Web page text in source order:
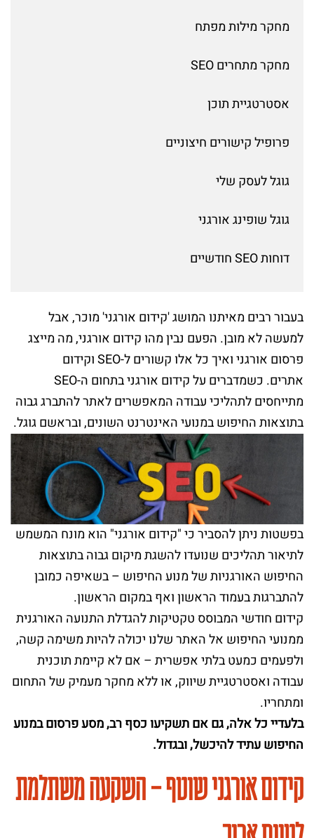
מחקר מילות מפתח
מחקר מתחרים SEO
אסטרטגיית תוכן
פרופיל קישורים חיצוניים
גוגל לעסק שלי
גוגל שופינג אורגני
דוחות SEO חודשיים
בעבור רבים מאיתנו המושג 'קידום אורגני' מוכר, אבל
למעשה לא מובן. הפעם נבין מהו קידום אורגני, מה מייצג
פרסום אורגני ואיך כל אלו קשורים ל-SEO וקידום
אתרים. כשמדברים על קידום אורגני בתחום ה-SEO
מתייחסים לתהליכי עבודה המאפשרים לאתר להתברג גבוה
בתוצאות החיפוש במנועי האינטרנט השונים, ובראשם גוגל.
בפשטות ניתן להסביר כי "קידום אורגני" הוא מונח המשמש
לתיאור תהליכים שנועדו להשגת מיקום גבוה בתוצאות
החיפוש האורגניות של מנוע החיפוש – בשאיפה כמובן
להתברגות בעמוד הראשון ואף במקום הראשון.
קידום חודשי המבוסס טקטיקות להגדלת התנועה האורגנית
ממנועי החיפוש אל האתר שלנו יכולה להיות משימה קשה,
ולפעמים כמעט בלתי אפשרית – אם לא קיימת תוכנית
עבודה ואסטרטגיית שיווק, או ללא מחקר מעמיק של התחום
ומתחריו.
בלעדיי כל אלה, גם אם תשקיעו כסף רב, מסע פרסום במנוע
החיפוש עתיד להיכשל, ובגדול.
קידום אורגני שוטף – השקעה משתלמת